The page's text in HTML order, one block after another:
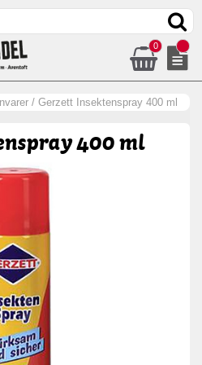
0
/ Gerzett Insektenspray 400 ml
400 ml